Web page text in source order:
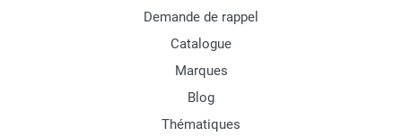
Demande de rappel
Catalogue
Marques
Blog
Thématiques